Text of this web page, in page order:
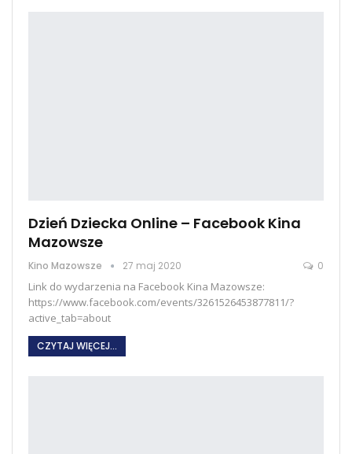
Dzień Dziecka Online – Facebook Kina
Mazowsze
Kino Mazowsze 27 maj 2020 0
Link do wydarzenia na Facebook Kina Mazowsze:
https://www.facebook.com/events/3261526453877811/?
active_tab=about
CZYTAJ WIĘCEJ...